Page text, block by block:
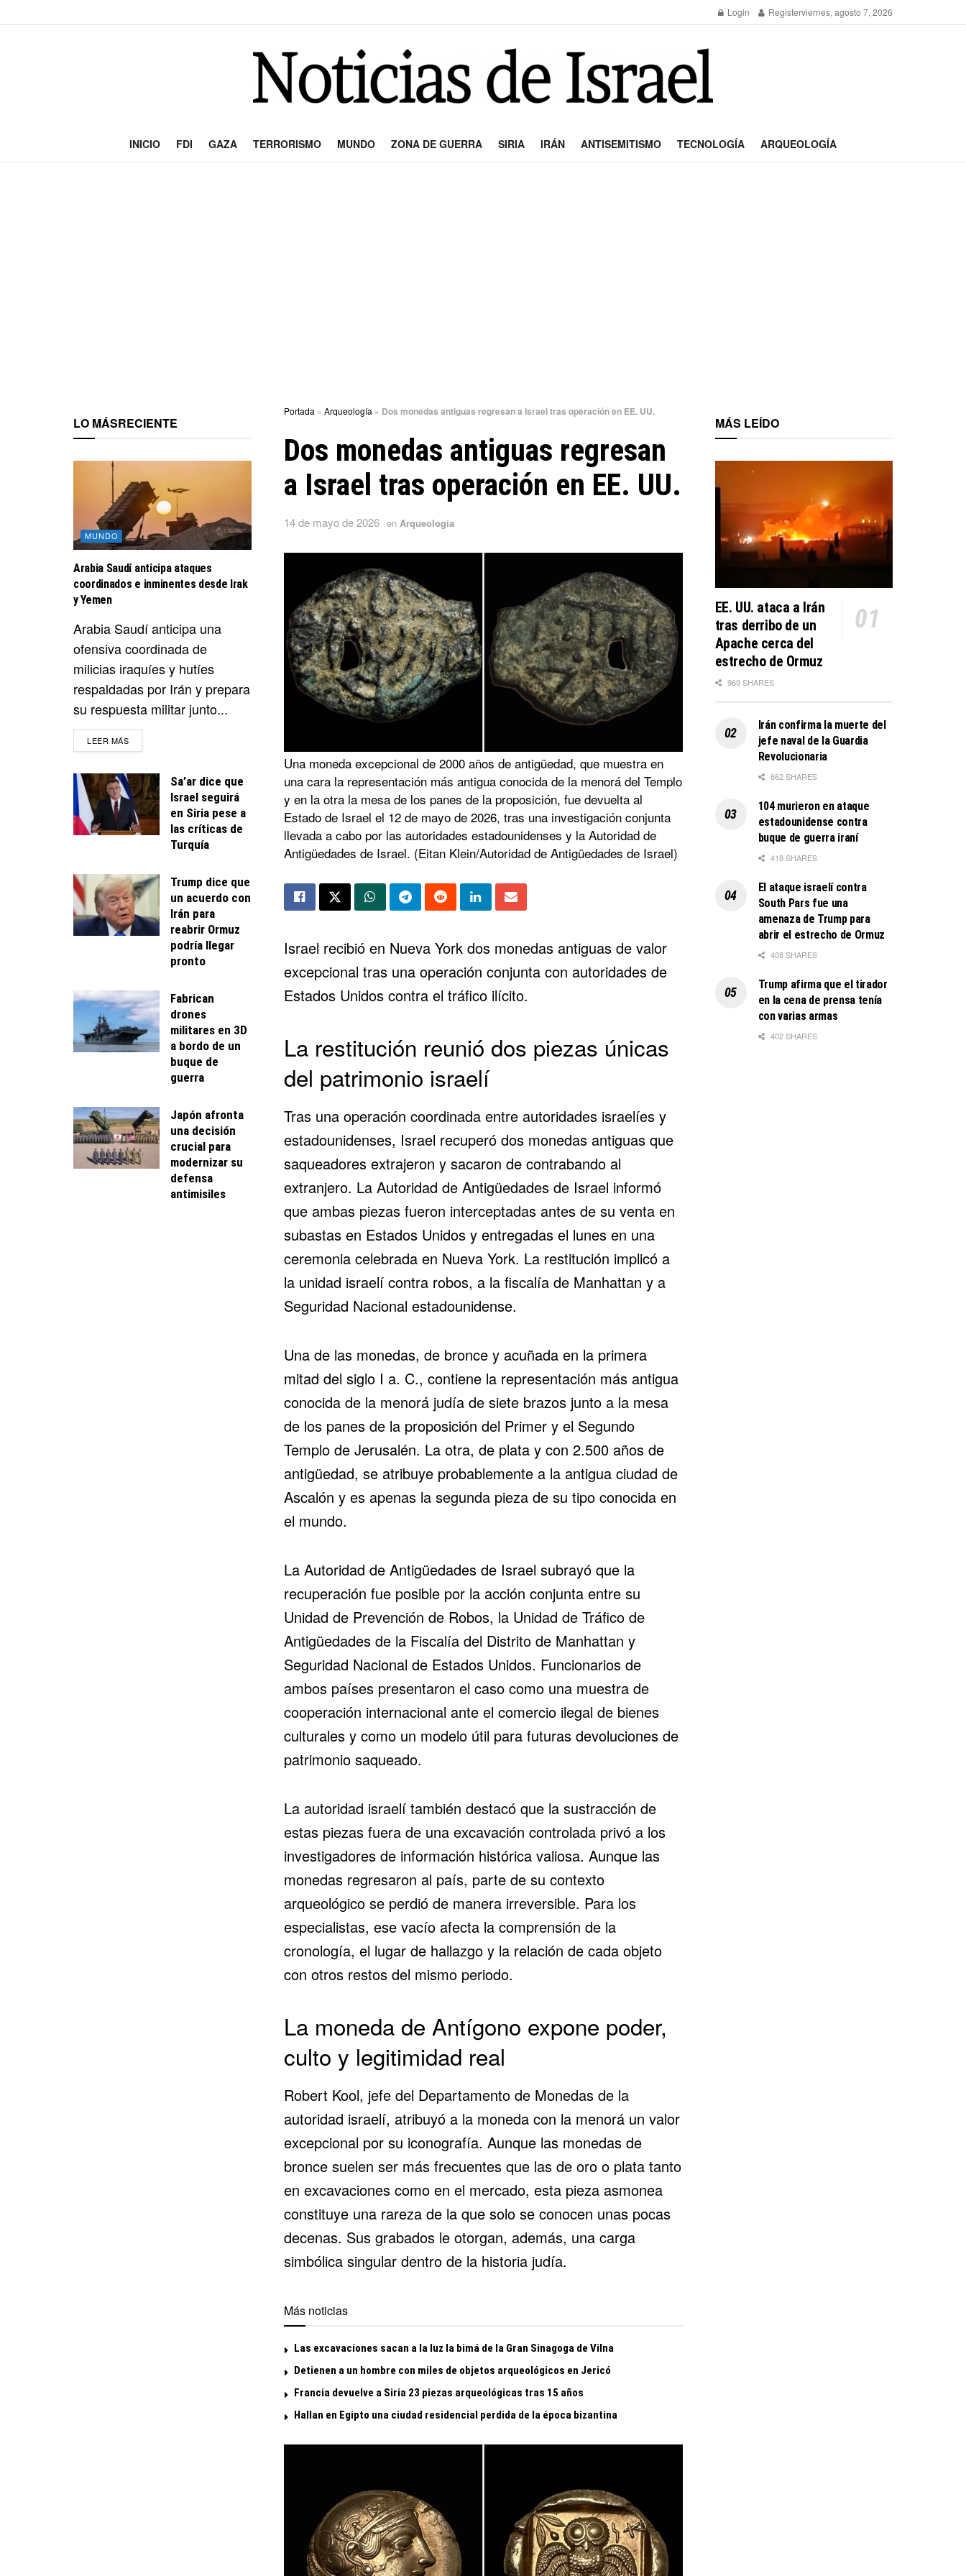
Login Registerviernes, agosto 7, 2026
INICIO FDI GAZA TERRORISMO MUNDO ZONA DE GUERRA SIRIA IRÁN ANTISEMITISMO TECNOLOGÍA ARQUEOLOGÍA
Portada » Arqueología » Dos monedas antiguas regresan a Israel tras operación en EE. UU.
Dos monedas antiguas regresan
a Israel tras operación en EE. UU.
14 de mayo de 2026 en Arqueología
Una moneda excepcional de 2000 años de antigüedad, que muestra en
una cara la representación más antigua conocida de la menorá del Templo
y en la otra la mesa de los panes de la proposición, fue devuelta al
Estado de Israel el 12 de mayo de 2026, tras una investigación conjunta
llevada a cabo por las autoridades estadounidenses y la Autoridad de
Antigüedades de Israel. (Eitan Klein/Autoridad de Antigüedades de Israel)
Israel recibió en Nueva York dos monedas antiguas de valor
excepcional tras una operación conjunta con autoridades de
Estados Unidos contra el tráfico ilícito.
La restitución reunió dos piezas únicas
del patrimonio israelí
Tras una operación coordinada entre autoridades israelíes y
estadounidenses, Israel recuperó dos monedas antiguas que
saqueadores extrajeron y sacaron de contrabando al
extranjero. La Autoridad de Antigüedades de Israel informó
que ambas piezas fueron interceptadas antes de su venta en
subastas en Estados Unidos y entregadas el lunes en una
ceremonia celebrada en Nueva York. La restitución implicó a
la unidad israelí contra robos, a la fiscalía de Manhattan y a
Seguridad Nacional estadounidense.
Una de las monedas, de bronce y acuñada en la primera
mitad del siglo I a. C., contiene la representación más antigua
conocida de la menorá judía de siete brazosjunto a la mesa
de los panes de la proposición del Primer y el Segundo
Templo de Jerusalén. La otra, de plata y con 2.500 años de
antigüedad, se atribuye probablemente a la antigua ciudad de
Ascalón y es apenas la segunda pieza de su tipo conocida en
el mundo.
La Autoridad de Antigüedades de Israel subrayó que la
recuperación fue posible por la acción conjunta entre su
Unidad de Prevención de Robos, la Unidad de Tráfico de
Antigüedades de la Fiscalía del Distrito de Manhattan y
Seguridad Nacional de Estados Unidos. Funcionarios de
ambos países presentaron el caso como una muestra de
cooperación internacional ante el comercio ilegal de bienes
culturales y como un modelo útil para futuras devoluciones de
patrimonio saqueado.
La autoridad israelí también destacó que la sustracción de
estas piezas fuera de una excavación controlada privó a los
investigadores de información histórica valiosa. Aunque las
monedas regresaron al país, parte de su contexto
arqueológico se perdió de manera irreversible. Para los
especialistas, ese vacío afecta la comprensión de la
cronología, el lugar de hallazgo y la relación de cada objeto
con otros restos del mismo periodo.
La moneda de Antígono expone poder,
culto y legitimidad real
Robert Kool, jefe del Departamento de Monedas de la
autoridad israelí, atribuyó a la moneda con la menorá un valor
excepcional por su iconografía. Aunque las monedas de
bronce suelen ser más frecuentes que las de oro o plata tanto
en excavaciones como en el mercado, esta pieza asmonea
constituye una rareza de la que solo se conocen unas pocas
decenas. Sus grabados le otorgan, además, una carga
simbólica singular dentro de la historia judía.
Más noticias
Las excavaciones sacan a la luz la bimá de la Gran Sinagoga de Vilna
Detienen a un hombre con miles de objetos arqueológicos en Jericó
Francia devuelve a Siria 23 piezas arqueológicas tras 15 años
Hallan en Egipto una ciudad residencial perdida de la época bizantina
LO MÁSRECIENTE
MUNDO
Arabia Saudí anticipa ataques
coordinados e inminentes desde Irak
y Yemen
Arabia Saudí anticipa una
ofensiva coordinada de
milicias iraquíes y hutíes
respaldadas por Irán y prepara
su respuesta militar junto...
LEER MÁSDETAILS
Sa’ar dice que
Israel seguirá
en Siria pese a
las críticas de
Turquía
Trump dice que
un acuerdo con
Irán para
reabrir Ormuz
podría llegar
pronto
Fabrican
drones
militares en 3D
a bordo de un
buque de
guerra
Japón afronta
una decisión
crucial para
modernizar su
defensa
antimisiles
MÁS LEÍDO
EE. UU. ataca a Irán
tras derribo de un
Apache cerca del
estrecho de Ormuz
969 SHARES
Irán confirma la muerte del
jefe naval de la Guardia
Revolucionaria
662 SHARES
104 murieron en ataque
estadounidense contra
buque de guerra iraní
418 SHARES
El ataque israelí contra
South Pars fue una
amenaza de Trump para
abrir el estrecho de Ormuz
408 SHARES
Trump afirma que el tirador
en la cena de prensa tenía
con varias armas
402 SHARES